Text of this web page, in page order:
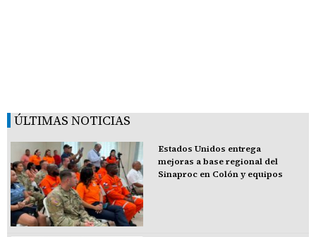
ÚLTIMAS NOTICIAS
Estados Unidos entrega
mejoras a base regional del
Sinaproc en Colón y equipos